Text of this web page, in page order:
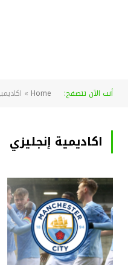
أنت الآن تتصفح: Home
»
اكاديمية إنجليزي